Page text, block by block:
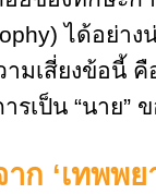
ได้อย่าง
ามเสี่ยงข้อนี้
เป็น “นาย” ข
ก ‘เทพพ